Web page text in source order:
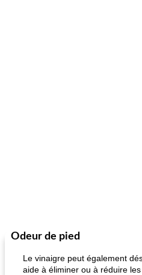
Odeur de pied
Le vinaigre peut également
aide à éliminer ou à réduire